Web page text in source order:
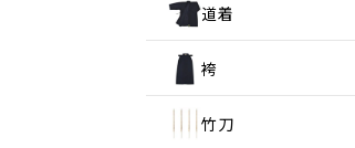
道着
袴
竹刀